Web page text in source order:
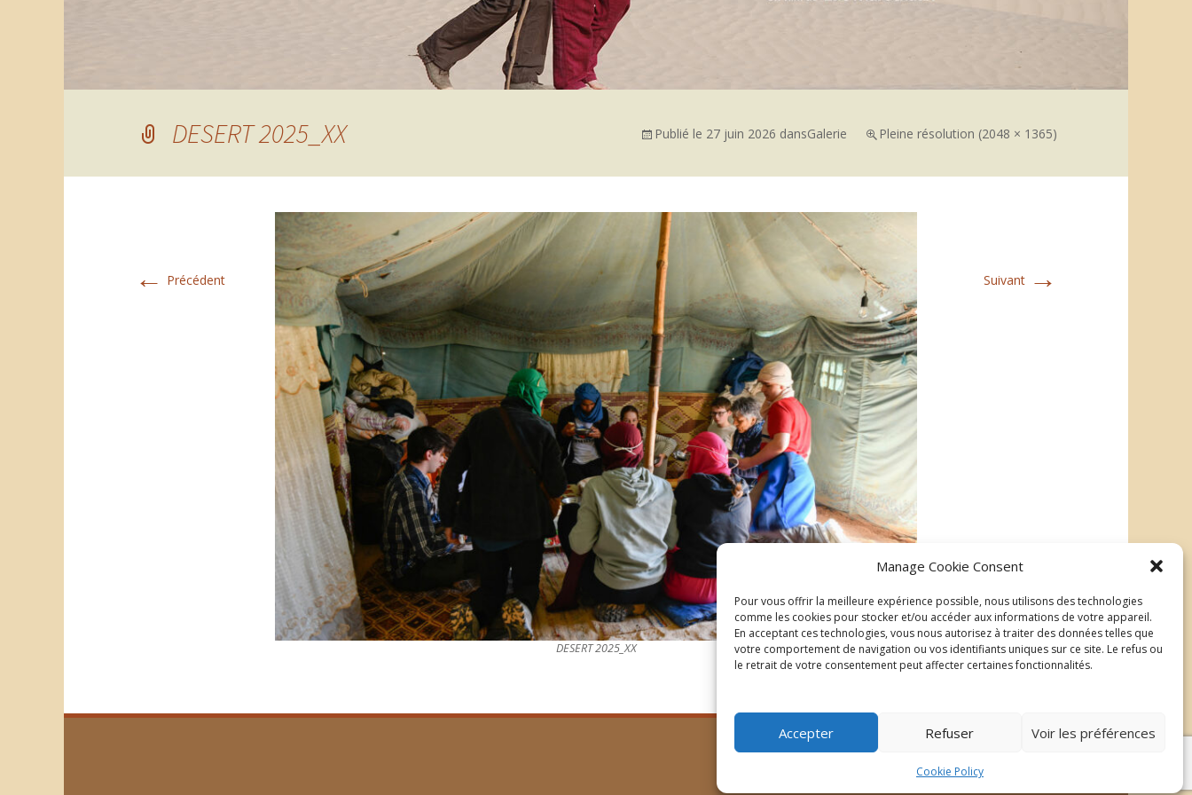
Manage Cookie Consent
Pour vous offrir la meilleure expérience possible, nous utilisons des technologies
comme les cookies pour stocker et/ou accéder aux informations de votre appareil.
En acceptant ces technologies, vous nous autorisez à traiter des données telles que
votre comportement de navigation ou vos identifiants uniques sur ce site. Le refus ou
le retrait de votre consentement peut affecter certaines fonctionnalités.
Accepter Refuser Voir les préférences
Cookie Policy
DESERT 2025_XX Publié le 27 juin 2026 dansGalerie Pleine résolution (2048 × 1365)
← Précédent Suivant →
DESERT 2025_XX
Mentions légales